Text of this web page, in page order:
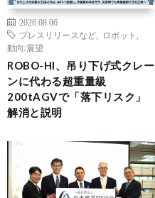
2026.08.06
プレスリリースなど
ロボット
動向/展望
ROBO-HI、吊り下げ式クレー
ンに代わる超重量級
200tAGVで「落下リスク」
解消と説明